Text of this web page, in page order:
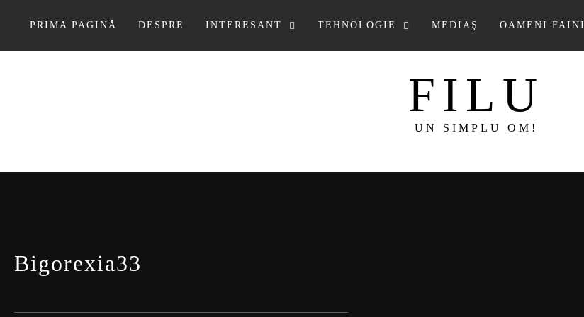
PRIMA PAGINĂ DESPRE INTERESANT TEHNOLOGIE MEDIAŞ OAMENI FAINI
FILU
UN SIMPLU OM!
Bigorexia33